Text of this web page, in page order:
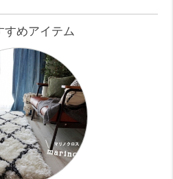
チンにしては、
チンで嬉しいポイント
ッグバスは女性に人気
アメセパです！！
あり
うメリット
といい、
すめアイテム